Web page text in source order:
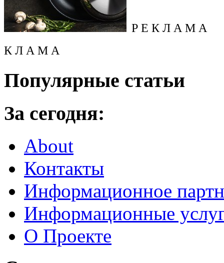
Р Е К Л А М А
К Л А М А
Популярные статьи
За сегодня:
About
Контакты
Информационное
Информационные
О Проекте